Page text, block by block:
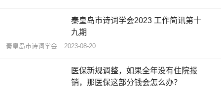
秦皇岛市诗词学会2023 工作简讯第十
九期
秦皇岛市诗词学会 2023-08-20
医保新规调整，如果全年没有住院报
销，那医保这部分钱会怎么办？